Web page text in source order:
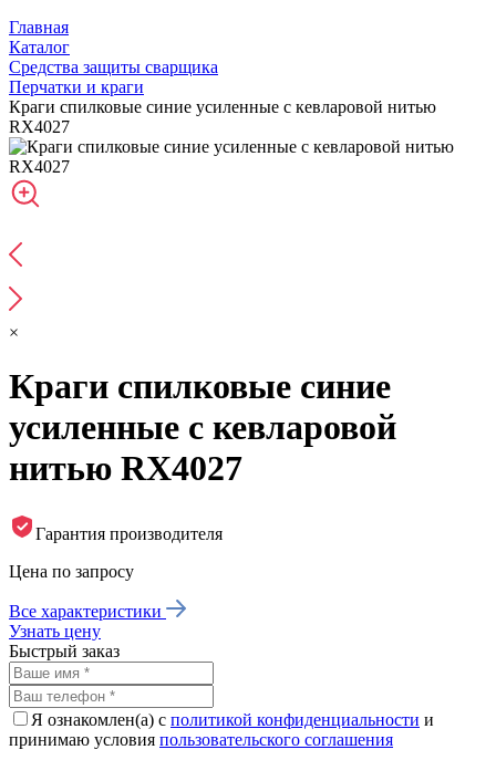
Главная
Каталог
Средства защиты сварщика
Перчатки и краги
Краги спилковые синие усиленные с кевларовой нитью
RX4027
×
Краги спилковые синие
усиленные с кевларовой
нитью RX4027
Гарантия производителя
Цена по запросу
Все характеристики
Узнать цену
Быстрый заказ
Я ознакомлен(а) с политикой конфиденциальности и
принимаю условия пользовательского соглашения